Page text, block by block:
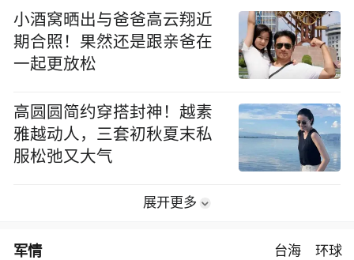
小酒窝晒出与爸爸高云翔近
期合照！果然还是跟亲爸在
一起更放松
高圆圆简约穿搭封神！越素
雅越动人，三套初秋夏末私
服松弛又大气
展开更多
军情 台海 环球